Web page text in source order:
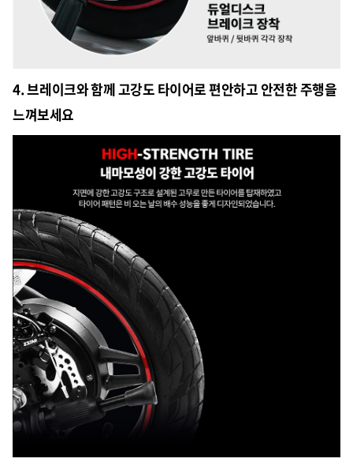
4. 브레이크와 함께 고강도 타이어로 편안하고 안전한 주행을
느껴보세요